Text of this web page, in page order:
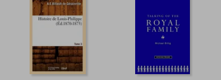
40%
dcto. $ 22.93 dcto.